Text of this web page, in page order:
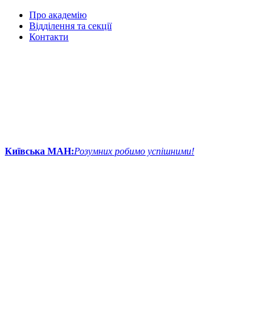
Про академію
Відділення та секції
Контакти
Київська МАН:Розумних робимо успішними!